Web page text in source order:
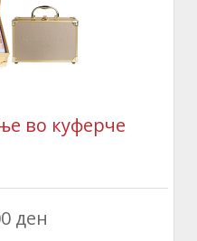
во куферче
ден